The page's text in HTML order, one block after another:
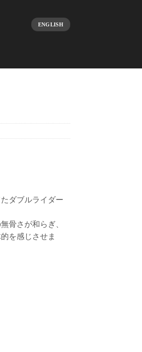
ENGLISH
ダブルライダー
骨さが和らぎ、
を感じさせま